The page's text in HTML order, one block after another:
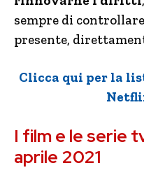
sempre di
presente,
Clicca qui per la
I film e le serie
aprile 2021